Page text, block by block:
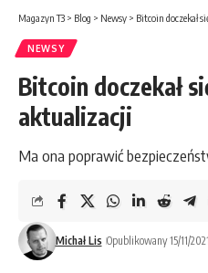
Magazyn T3 > Blog > Newsy > Bitcoin doczekał
NEWSY
Bitcoin doczekał
aktualizacji
Ma ona poprawić
Michał Lis Opublikowany 15/11/2021